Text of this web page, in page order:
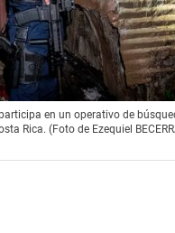
en un operativo de
Rica. (Foto de Ezequiel